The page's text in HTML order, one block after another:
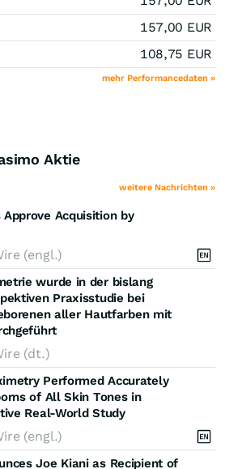
157,00 EUR
108,75 EUR
mehr Performancedaten »
Aktie
weitere Nachrichten »
Acquisition by
(engl.)
wurde in der bislang
Praxisstudie bei
aller Hautfarben mit
(dt.)
Performed Accurately
of All Skin Tones in
Real-World Study
(engl.)
Joe Kiani as Recipient of